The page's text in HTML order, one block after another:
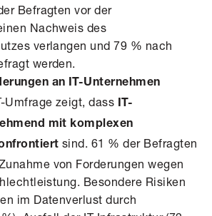
Befragten vor der
Nachweis des
verlangen und 79 % nach
werden.
an IT-Unternehmen
Umfrage zeigt, dass IT-
mit komplexen
sind. 61 % der Befragten
von Forderungen wegen
Besondere Risiken
im Datenverlust durch